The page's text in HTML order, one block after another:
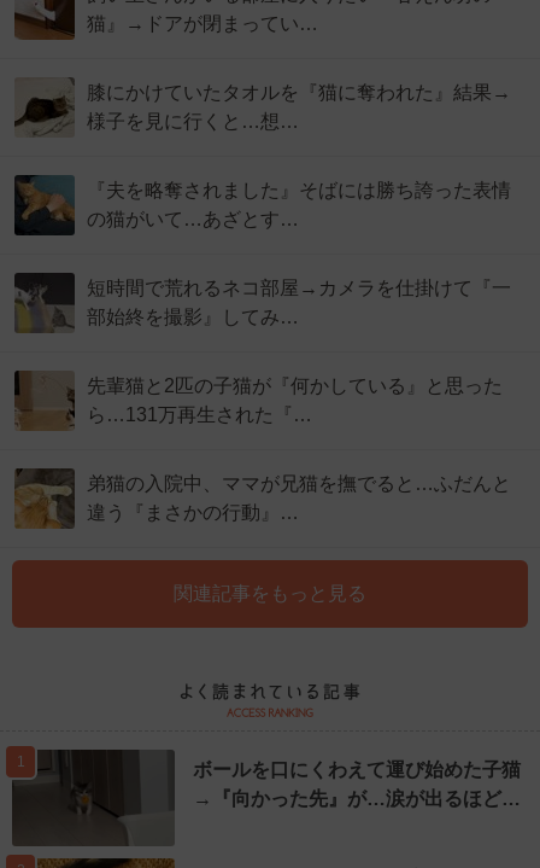
猫』→ドアが閉まってい…
膝にかけていたタオルを『猫に奪われた』結果→
様子を見に行くと…想…
『夫を略奪されました』そばには勝ち誇った表情
の猫がいて…あざとす…
短時間で荒れるネコ部屋→カメラを仕掛けて『一
部始終を撮影』してみ…
先輩猫と2匹の子猫が『何かしている』と思った
ら…131万再生された『…
弟猫の入院中、ママが兄猫を撫でると…ふだんと
違う『まさかの行動』…
関連記事をもっと見る
1
ボールを口にくわえて運び始めた子猫
→『向かった先』が…涙が出るほど…